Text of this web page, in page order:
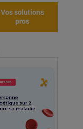
Vos solutions
pros